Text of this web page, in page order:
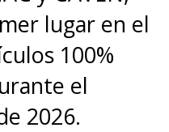
lugar en el
100%
el
2026.